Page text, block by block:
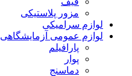
مزور پلاستیکی
لوازم سرامیکی
لوازم عمومی آزمایشگاهی
پارافیلم
پوار
دماسنج